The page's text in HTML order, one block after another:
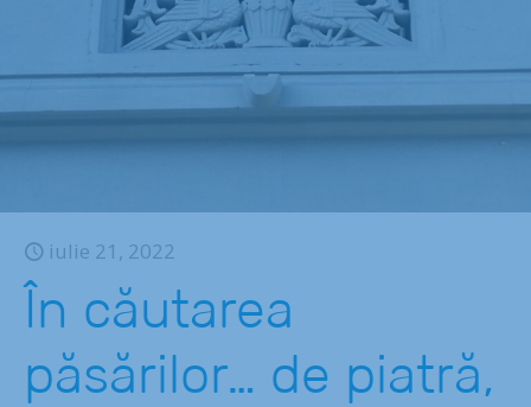
iulie 21, 2022
În căutarea
păsărilor… de piatră,